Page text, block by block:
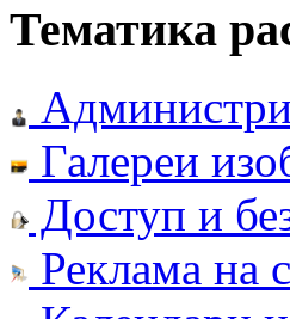
Тематика
Галереи
Доступ и
Реклама на